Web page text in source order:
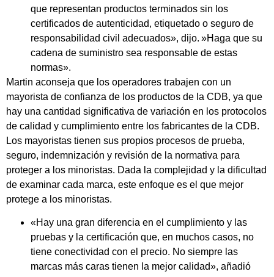
que representan productos terminados sin los
certificados de autenticidad, etiquetado o seguro de
responsabilidad civil adecuados», dijo. »Haga que su
cadena de suministro sea responsable de estas
normas».
Martin aconseja que los operadores trabajen con un
mayorista de confianza de los productos de la CDB, ya que
hay una cantidad significativa de variación en los protocolos
de calidad y cumplimiento entre los fabricantes de la CDB.
Los mayoristas tienen sus propios procesos de prueba,
seguro, indemnización y revisión de la normativa para
proteger a los minoristas. Dada la complejidad y la dificultad
de examinar cada marca, este enfoque es el que mejor
protege a los minoristas.
«Hay una gran diferencia en el cumplimiento y las
pruebas y la certificación que, en muchos casos, no
tiene conectividad con el precio. No siempre las
marcas más caras tienen la mejor calidad», añadió